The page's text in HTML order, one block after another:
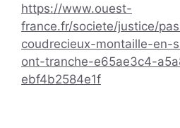
https://www.ouest-
france.fr/societe/justice/
coudrecieux-montaille-en-
ont-tranche-e65ae3c4-
ebf4b2584e1f